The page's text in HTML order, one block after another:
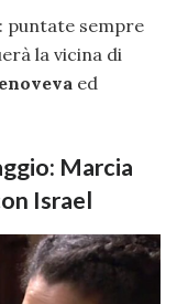
: puntate sempre
la vicina di
ed
Marcia
Israel